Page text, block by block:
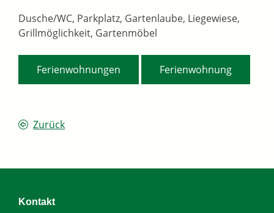
Dusche/WC, Parkplatz, Gartenlaube, Liegewiese,
Grillmöglichkeit, Gartenmöbel
Ferienwohnungen Ferienwohnung
Zurück
Kontakt